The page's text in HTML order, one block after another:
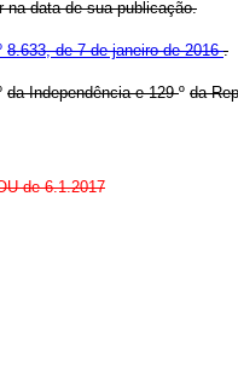
na data de sua publicação.
8.633, de 7 de janeiro de 2016.
da Independência e 129º da
de 6.1.2017